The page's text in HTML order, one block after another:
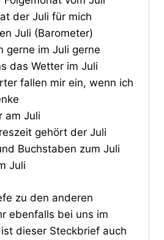
der Juli für mich
Juli (Barometer)
gerne im Juli gerne
das Wetter im Juli
fallen mir ein, wenn ich
am Juli
gehört der Juli
Buchstaben zum Juli
Juli
zu den anderen
ebenfalls bei uns im
dieser Steckbrief auch